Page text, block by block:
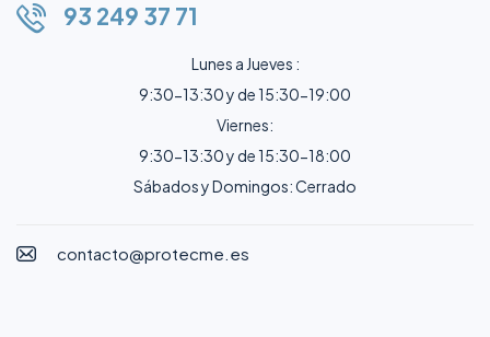
93 249 37 71
Lunes a Jueves :
9:30-13:30 y de 15:30-19:00
Viernes:
9:30-13:30 y de 15:30-18:00
Sábados y Domingos: Cerrado
contacto@protecme.es